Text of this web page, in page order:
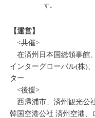
す。
【運営】
<共催>
在済州日本国総領事館
インターグローバル(株)
ター
<後援>
西帰浦市、済州観光公
韓国空港公社 済州空港、